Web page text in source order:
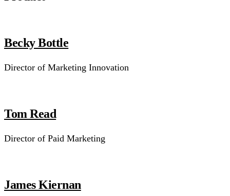
Becky Bottle
Director of Marketing Innovation
Tom Read
Director of Paid Marketing
James Kiernan